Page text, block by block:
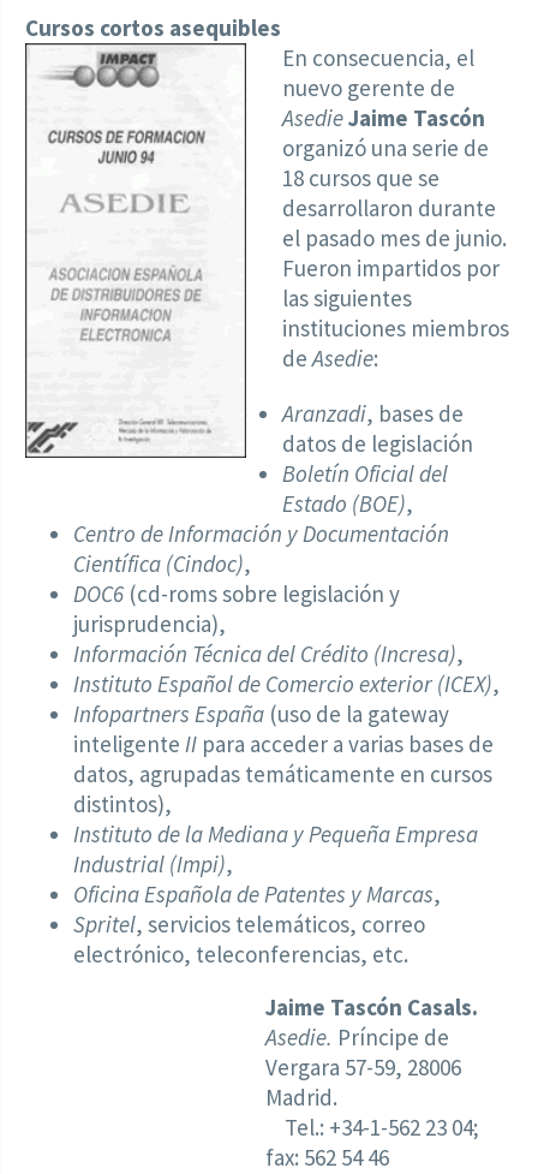
Cursos cortos asequibles
En consecuencia, el
nuevo gerente de
AsedieJaime Tascón
organizó una serie de
18 cursos que se
desarrollaron durante
el pasado mes de junio.
Fueron impartidos por
las siguientes
instituciones miembros
deAsedie:
Aranzadi, bases de
datos de legislación
Boletín Oficial del
Estado (BOE),
Centro de Información y Documentación
Científica (Cindoc),
DOC6 (cd-roms sobre legislación y
jurisprudencia),
Información Técnica del Crédito (Incresa),
Instituto Español de Comercio exterior (ICEX),
Infopartners España (uso de la gateway
inteligente II para acceder a varias bases de
datos, agrupadas temáticamente en cursos
distintos),
Instituto de la Mediana y Pequeña Empresa
Industrial (Impi),
Oficina Española de Patentes y Marcas,
Spritel, servicios telemáticos, correo
electrónico, teleconferencias, etc.
Jaime Tascón Casals.
Asedie. Príncipe de
Vergara 57-59, 28006
Madrid.
Tel.: +34-1-562 23 04;
fax: 562 54 46